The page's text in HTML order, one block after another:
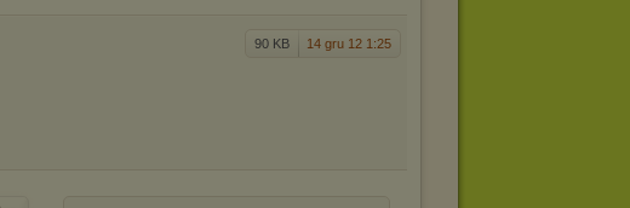
90 KB 14 gru 12 1:25